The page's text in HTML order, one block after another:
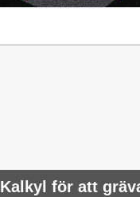
Kalkyl för att